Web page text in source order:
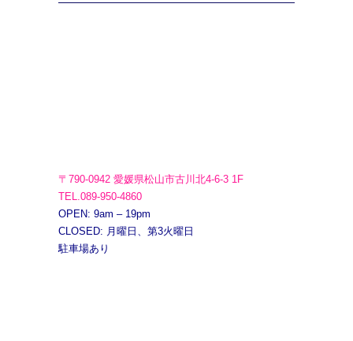
〒790-0942 愛媛県松山市古川北4-6-3 1F
TEL.089-950-4860
OPEN: 9am – 19pm
CLOSED: 月曜日、第3火曜日
駐車場あり